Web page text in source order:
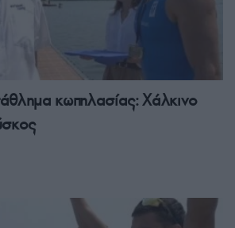
κωπηλασίας: Χάλκινο